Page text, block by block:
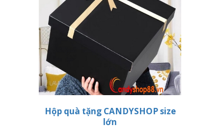
Hộp quà tặng CANDYSHOP size
lớn